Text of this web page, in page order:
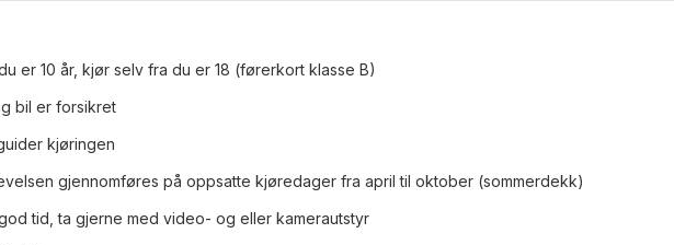
er 10 år, kjør selv fra du er 18 (førerkort klasse B)
bil er forsikret
kjøringen
gjennomføres på oppsatte kjøredager fra april til oktober (sommerdekk)
tid, ta gjerne med video- og eller kamerautstyr